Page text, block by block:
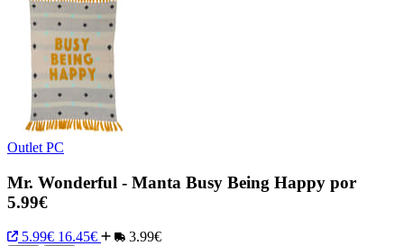
Outlet PC
Mr. Wonderful - Manta Busy Being Happy por
5.99€
5.99€ 16.45€ 3.99€